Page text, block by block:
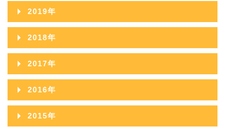
2025年06月
2025年05月
2025年03月
2025年02月
2025年01月
2024年07月
2024年06月
2024年05月
2024年03月
2024年02月
2023年08月
2023年07月
2023年06月
2023年05月
2023年03月
2022年09月
2022年08月
2022年07月
2022年06月
2022年05月
2021年10月
2021年09月
2021年08月
2021年07月
2021年06月
2020年12月
2020年11月
2020年10月
2020年09月
2020年08月
2020年07月
2019年
2019年12月
2019年11月
2019年10月
2019年09月
2019年08月
2018年
2018年12月
2018年11月
2018年10月
2018年09月
2017年
2017年12月
2017年11月
2016年
2016年12月
2015年